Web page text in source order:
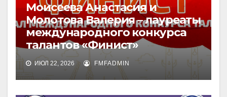
Моисеева Анастасия и
Молотова Валерия – лауреаты
международного конкурса
талантов «Финист»
ИЮЛ 22, 2026 FMFADMIN